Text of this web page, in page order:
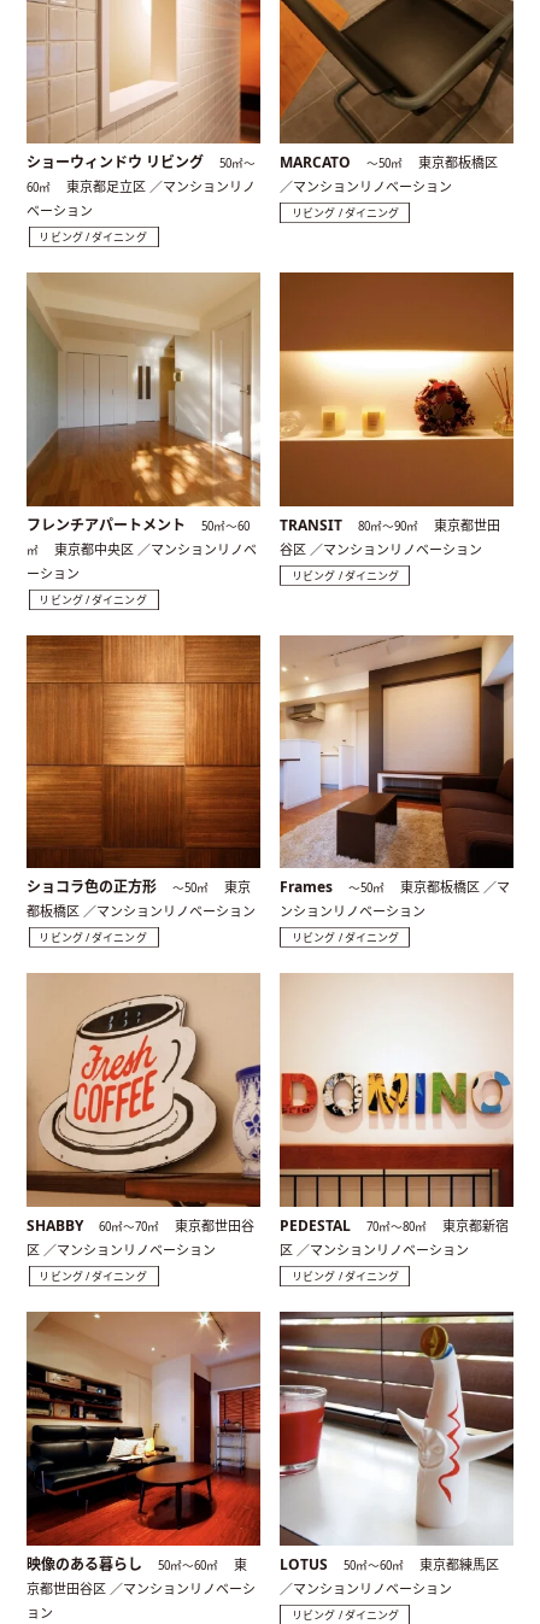
ショーウィンドウ リビング
50㎡〜
60㎡
東京都足立区 ／マンションリノ
ベーション
リビング / ダイニング
MARCATO 〜50㎡
東京都板橋区
／マンションリノベーション
リビング / ダイニング
フレンチアパートメント
50㎡〜60
㎡
東京都中央区 ／マンションリノベ
ーション
リビング / ダイニング
TRANSIT 80㎡〜90㎡
東京都世田
谷区 ／マンションリノベーション
リビング / ダイニング
ショコラ色の正方形 〜50㎡
東京
都板橋区 ／マンションリノベーション
リビング / ダイニング
Frames 〜50㎡
東京都板橋区 ／マ
ンションリノベーション
リビング / ダイニング
SHABBY 60㎡〜70㎡
東京都世田谷
区 ／マンションリノベーション
リビング / ダイニング
PEDESTAL 70㎡〜80㎡
東京都新宿
区 ／マンションリノベーション
リビング / ダイニング
映像のある暮らし 50㎡〜60㎡
東
京都世田谷区 ／マンションリノベーシ
ョン
LOTUS 50㎡〜60㎡
東京都練馬区
／マンションリノベーション
リビング / ダイニング